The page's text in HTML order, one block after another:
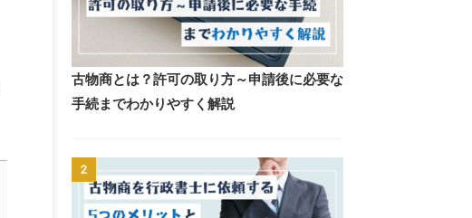
古物商とは？許可の取り方～申請後に必要な
手続までわかりやすく解説
2